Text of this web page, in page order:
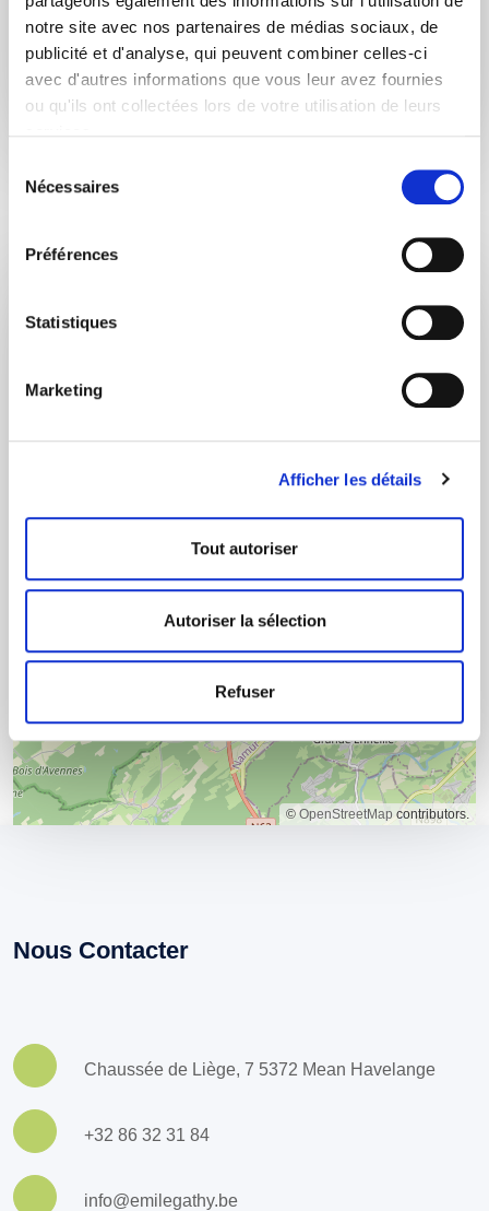
notre site avec nos partenaires de médias sociaux, de
publicité et d'analyse, qui peuvent combiner celles-ci
avec d'autres informations que vous leur avez fournies
ou qu'ils ont collectées lors de votre utilisation de leurs
Nécessaires
Préférences
Statistiques
Marketing
Afficher les détails
Tout autoriser
Autoriser la sélection
Refuser
Les champs marqués * sont obligatoires
Règlement général sur la protection des données
5372 Mean Havelange
© OpenStreetMap contributors.
Nous Contacter
Chaussée de Liège, 7 5372 Mean Havelange
+32 86 32 31 84
info@emilegathy.be